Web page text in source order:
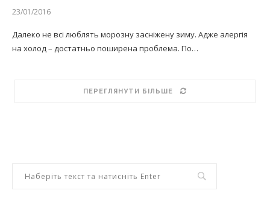
23/01/2016
Далеко не всі люблять морозну засніжену зиму. Адже алергія
на холод – достатньо поширена проблема. По…
ПЕРЕГЛЯНУТИ БІЛЬШЕ